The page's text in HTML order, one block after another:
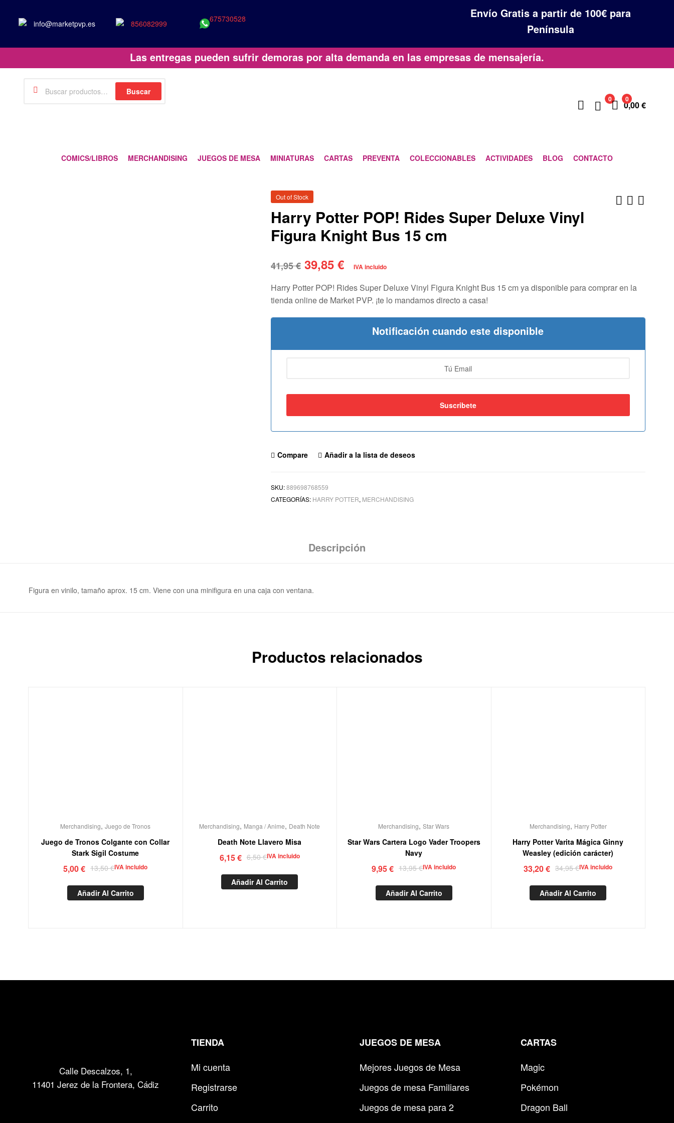
info@marketpvp.es 856082999 675730528
Envío Gratis a partir de 100€ para
Península
Las entregas pueden sufrir demoras por alta demanda en las empresas de mensajería.
Buscar
0 0
0,00€
COMICS/LIBROS MERCHANDISING JUEGOS DE MESA MINIATURAS CARTAS PREVENTA COLECCIONABLES ACTIVIDADES BLOG CONTACTO
Out of Stock
Harry Potter POP! Rides Super Deluxe Vinyl
Figura Knight Bus 15 cm
41,95€ 39,85 € IVA incluido
Harry Potter POP! Rides Super Deluxe Vinyl Figura Knight Bus 15 cm ya disponible para comprar en la
tienda online de Market PVP. ¡te lo mandamos directo a casa!
Notificación cuando este disponible
Compare Añadir a la lista de deseos
SKU:889698768559
CATEGORÍAS: HARRY POTTER, MERCHANDISING
Descripción
Figura en vinilo, tamaño aprox. 15 cm. Viene con una minifigura en una caja con ventana.
Productos relacionados
Merchandising,Juego de Tronos
Juego de Tronos Colgante con Collar
Stark Sigil Costume
13,50€
5,00€ IVA incluido
Añadir Al Carrito
Merchandising, Manga / Anime, Death Note
Death Note Llavero Misa
6,50€
6,15€ IVA incluido
Añadir Al Carrito
Merchandising,Star Wars
Star Wars Cartera Logo Vader Troopers
Navy
13,95€
9,95€ IVA incluido
Añadir Al Carrito
Merchandising, Harry Potter
Harry Potter Varita Mágica Ginny
Weasley (edición carácter)
34,95€
33,20€ IVA incluido
Añadir Al Carrito
Calle Descalzos, 1,
11401 Jerez de la Frontera, Cádiz
TIENDA
Mi cuenta
Registrarse
Carrito
JUEGOS DE MESA
Mejores Juegos de Mesa
Juegos de mesa Familiares
Juegos de mesa para 2
CARTAS
Magic
Pokémon
Dragon Ball